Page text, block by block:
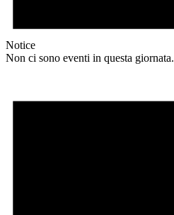
Notice
Non ci sono eventi in questa giornata.